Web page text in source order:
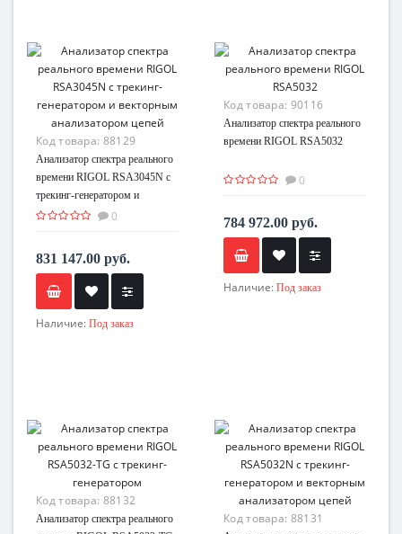
Код товара: 88129
Анализатор спектра реального
времени RIGOL RSA3045N с
трекинг-генератором и
векторным анализатором цепей
0
831 147.00 руб.
Наличие: Под заказ
Код товара: 90116
Анализатор спектра реального
времени RIGOL RSA5032
0
784 972.00 руб.
Наличие: Под заказ
Код товара: 88132
Анализатор спектра реального
Код товара: 88131